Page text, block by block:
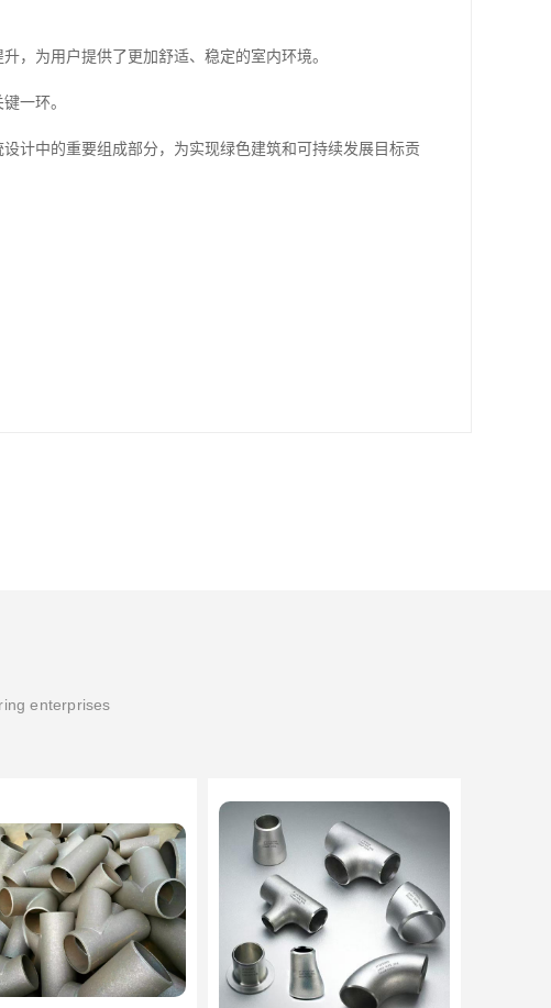
，为用户提供了更加舒适、稳定的室内环境。
一环。
计中的重要组成部分，为实现绿色建筑和可持续发展目标贡
enterprises